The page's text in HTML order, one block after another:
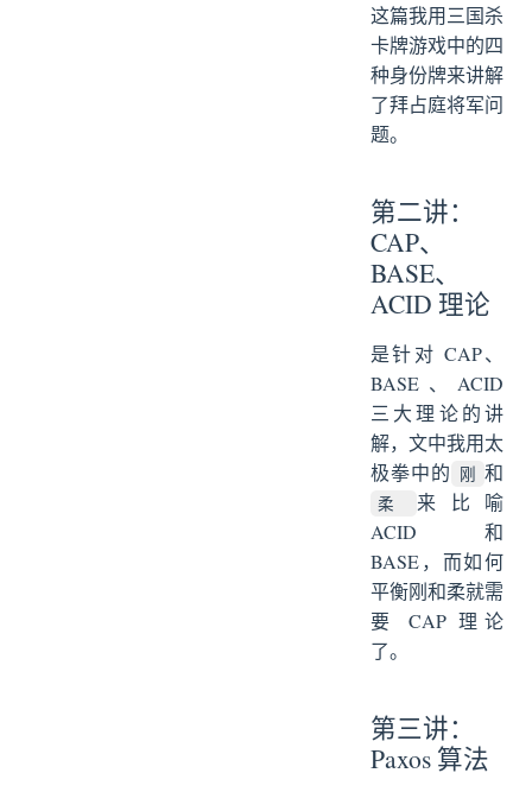
这篇我用三国杀
卡牌游戏中的四
种身份牌来讲解
了拜占庭将军问
题。
第二讲：
CAP、
BASE、
ACID 理论
是针对 CAP、
BASE、ACID
三大理论的讲
解，文中我用太
极拳中的
刚 和
柔
来比喻
ACID 和
BASE，而如何
平衡刚和柔就需
要 CAP 理论
了。
第三讲：
Paxos 算法